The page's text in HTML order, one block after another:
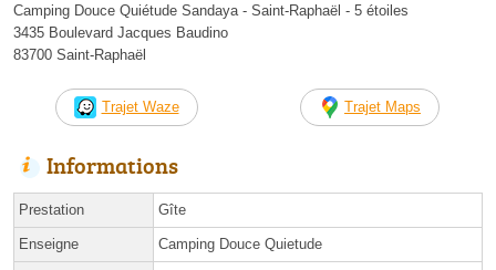
Camping Douce Quiétude Sandaya - Saint-Raphaël - 5 étoiles
3435 Boulevard Jacques Baudino
83700 Saint-Raphaël
Trajet Waze Trajet Maps
Informations
Prestation Gîte
Enseigne Camping Douce Quietude